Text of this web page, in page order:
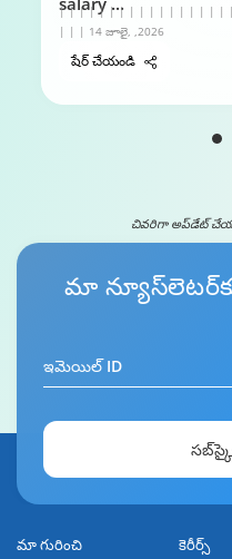
| | | | | | | | | | | | | | | | |
| | | 14 జూలై, ,2026
షేర్ చేయండి
చివరిగా అప్‌డేట్
మాన్యూస్‌లెటర్
ఇమెయిల్ ID
మా గురించి కెరీర్స్